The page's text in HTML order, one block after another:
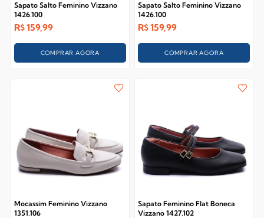
Sapato Salto Feminino Vizzano
1426.100
R$159,99
COMPRAR AGORA
Sapato Salto Feminino Vizzano
1426.100
R$159,99
COMPRAR AGORA
Mocassim Feminino Vizzano
1351.106
Sapato Feminino Flat Boneca
Vizzano 1427.102